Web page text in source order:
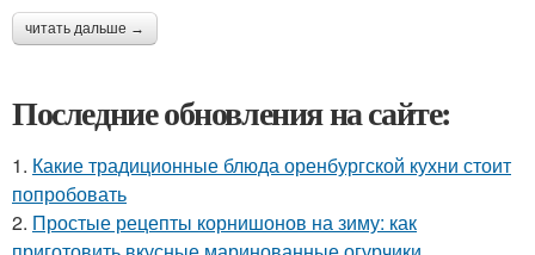
читать дальше →
Последние обновления на сайте:
1. Какие традиционные блюда оренбургской кухни стоит
попробовать
2. Простые рецепты корнишонов на зиму: как